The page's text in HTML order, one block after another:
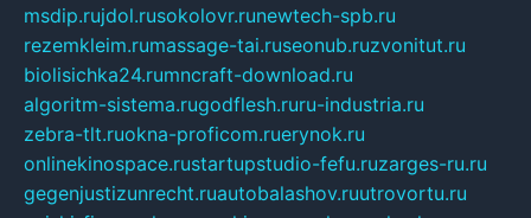
msdip.rujdol.rusokolovr.runewtech-spb.ru
rezemkleim.rumassage-tai.ruseonub.ruzvonitut.ru
biolisichka24.rumncraft-download.ru
algoritm-sistema.rugodflesh.ruru-industria.ru
zebra-tlt.ruokna-proficom.ruerynok.ru
onlinekinospace.rustartupstudio-fefu.ruzarges-ru.ru
gegenjustizunrecht.ruautobalashov.ruutrovortu.ru